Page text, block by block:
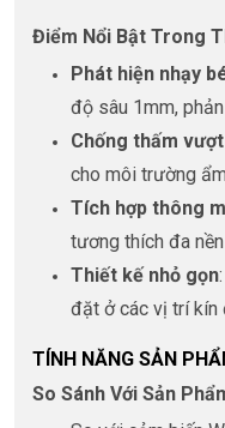
Điểm Nổi Bật Trong
Phát hiện nhạy
độ sâu 1mm,
Chống thấm
cho môi trường
Tích hợp thông
tương thích đa
Thiết kế nhỏ gọn
đặt ở các vị trí kín
TÍNH NĂNG SẢN
So Sánh Với Sản